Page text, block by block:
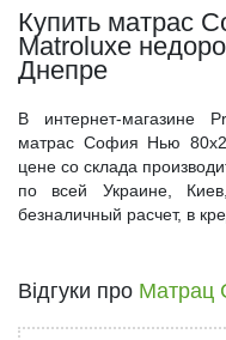
Купить матрас
Matroluxe
Днепре
В интернет-магазине
матрас София Нью
цене со склада
по всей Украине,
безналичный расчет, в
Відгуки про Матрац